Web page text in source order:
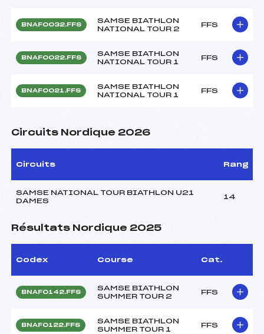
BNAF0032.FFS
SAMSE BIATHLON
NATIONAL TOUR 2
FFS
BNAF0022.FFS
SAMSE BIATHLON
NATIONAL TOUR 1
FFS
BNAF0021.FFS
SAMSE BIATHLON
NATIONAL TOUR 1
FFS
Circuits Nordique 2026
Circuits Rang
SAMSE NATIONAL TOUR BIATHLON U21
DAMES
14
Résultats Nordique 2025
Codex Course Cat.
BNAF0142.FFS
SAMSE BIATHLON
SUMMER TOUR 2
FFS
BNAF0122.FFS
SAMSE BIATHLON
SUMMER TOUR 1
FFS